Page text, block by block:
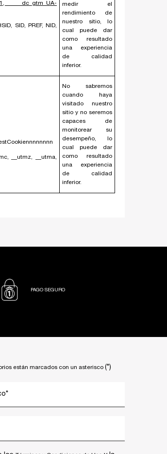
1, _dc_gtm_UA-
SID, PREF, NID,
medir el
rendimiento de
nuestro sitio, lo
cual puede dar
como resultado
una experiencia
de calidad
inferior.
__utmz, __utma,
No sabremos
cuando haya
visitado nuestro
sitio y no seremos
capaces de
monitorear su
desempeño, lo
cual puede dar
como resultado
una experiencia
de calidad
inferior.
PAGO SEGURO
están marcados con un asterisco (*)
*